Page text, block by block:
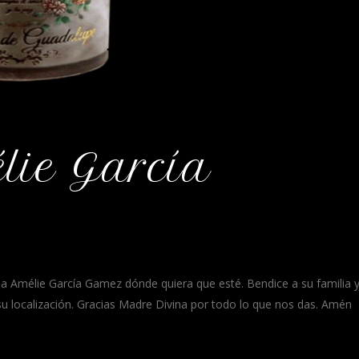
García
Amélie García Gamez dónde quiera que esté. Bendice a su familia y
localización. Gracias Madre Divina por todo lo que nos das. Amén